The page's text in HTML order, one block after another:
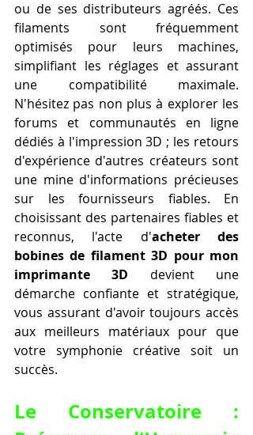
ou de ses distributeurs agréés. Ces
filaments sont fréquemment
optimisés pour leurs machines,
simplifiant les réglages et assurant
une compatibilité maximale.
N'hésitez pas non plus à explorer les
forums et communautés en ligne
dédiés à l'impression 3D ; les retours
d'expérience d'autres créateurs sont
une mine d'informations précieuses
sur les fournisseurs fiables. En
choisissant des partenaires fiables et
reconnus, l'acte d'acheter des
bobines de filament 3D pour mon
imprimante 3D devient une
démarche confiante et stratégique,
vous assurant d'avoir toujours accès
aux meilleurs matériaux pour que
votre symphonie créative soit un
succès.
Le Conservatoire :